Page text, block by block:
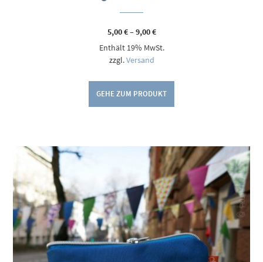
5,00€–9,00€Preisspanne:
bis
Enthält 19% MwSt.
zzgl.Versand
GEHE ZUM PRODUKT